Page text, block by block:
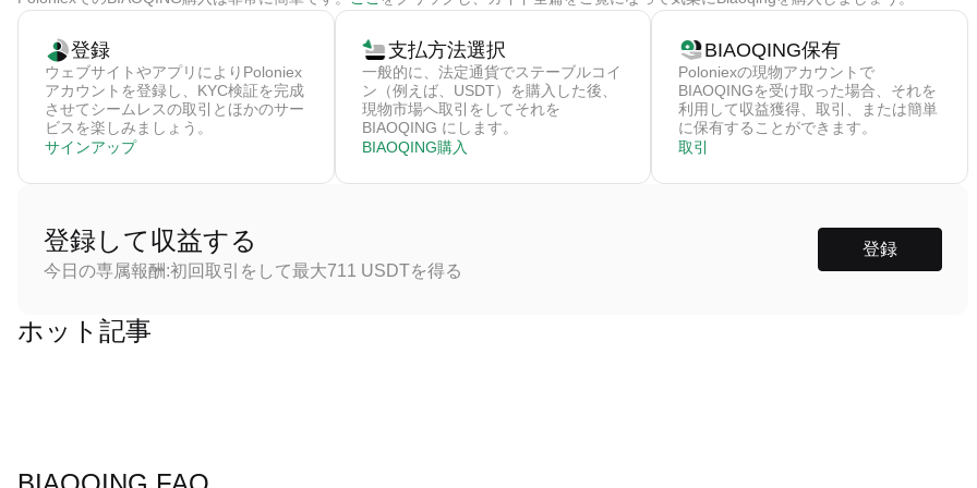
登録
ウェブサイトやアプリによりPoloniex
アカウントを登録し、KYC検証を完成
させてシームレスの取引とほかのサー
ビスを楽しみましょう。
サインアップ
支払方法選択
一般的に、法定通貨でステーブルコイ
ン（例えば、USDT）を購入した後、
現物市場へ取引をしてそれを
BIAOQING にします。
BIAOQING購入
BIAOQING保有
Poloniexの現物アカウントで
BIAOQINGを受け取った場合、それを
利用して収益獲得、取引、または簡単
に保有することができます。
取引
登録して収益する
今日の専属報酬:初回取引をして最大711 USDTを得る
登録
ホット記事